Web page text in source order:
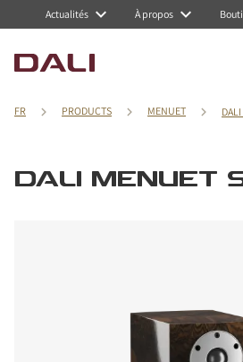
Actualités À propos
FR PRODUCTS MENUET
DALI MENUET